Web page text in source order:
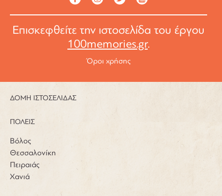
Επισκεφθείτε την ιστοσελίδα του έργου
100memories.gr.
Όροι χρήσης
ΔΟΜΗ ΙΣΤΟΣΕΛΙΔΑΣ
ΠΟΛΕΙΣ
Βόλος
Θεσσαλονίκη
Πειραιάς
Χανιά